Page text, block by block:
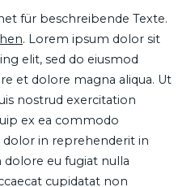
für beschreibende Texte.
. Lorem ipsum dolor sit
elit, sed do eiusmod
et dolore magna aliqua. Ut
nostrud exercitation
ex ea commodo
dolor in reprehenderit in
dolore eu fugiat nulla
cupidatat non